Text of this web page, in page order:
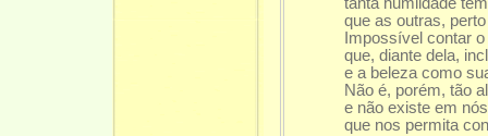
que as outras,
Impossível contar
que, diante dela,
e a beleza como
Não é, porém, tão
e não existe em
que nos permita